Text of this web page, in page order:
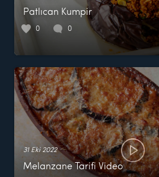
Patlıcan Kumpir
0 0
31 Eki 2022
Melanzane Tarifi Video